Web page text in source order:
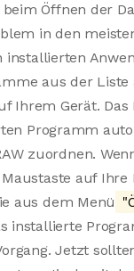
Öffnen der
in den
installierten
aus der Liste
Ihrem Gerät. Das
Programm
zuordnen.
auf Ihre
aus dem Menü
installierte
Jetzt